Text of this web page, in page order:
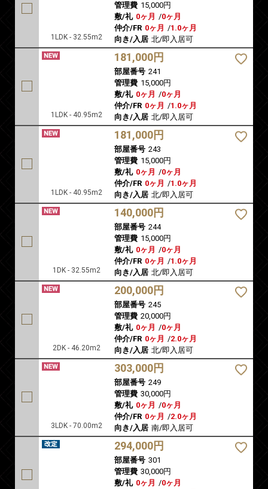
1LDK - 32.55m2
管理費 15,000円
敷/礼 0ヶ月 /0ヶ月
仲介/FR 0ヶ月 /1.0ヶ月
向き/入居 北/即入居可
1LDK - 40.95m2
181,000円
部屋番号 241
管理費 15,000円
敷/礼 0ヶ月 /0ヶ月
仲介/FR 0ヶ月 /1.0ヶ月
向き/入居 北/即入居可
1LDK - 40.95m2
181,000円
部屋番号 243
管理費 15,000円
敷/礼 0ヶ月 /0ヶ月
仲介/FR 0ヶ月 /1.0ヶ月
向き/入居 北/即入居可
1DK - 32.55m2
140,000円
部屋番号 244
管理費 15,000円
敷/礼 0ヶ月 /0ヶ月
仲介/FR 0ヶ月 /1.0ヶ月
向き/入居 北/即入居可
2DK - 46.20m2
200,000円
部屋番号 245
管理費 20,000円
敷/礼 0ヶ月 /0ヶ月
仲介/FR 0ヶ月 /2.0ヶ月
向き/入居 北/即入居可
3LDK - 70.00m2
303,000円
部屋番号 249
管理費 30,000円
敷/礼 0ヶ月 /0ヶ月
仲介/FR 0ヶ月 /2.0ヶ月
向き/入居 南/即入居可
294,000円
部屋番号 301
管理費 30,000円
敷/礼 0ヶ月 /0ヶ月